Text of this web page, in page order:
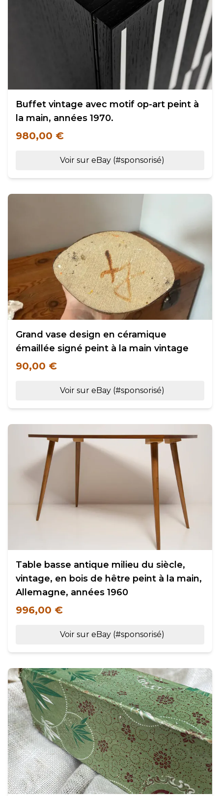
Buffet vintage avec motif op-art peint à
la main, années 1970.
980,00 €
Voir sur eBay (#sponsorisé)
Grand vase design en céramique
émaillée signé peint à la main vintage
90,00 €
Voir sur eBay (#sponsorisé)
Table basse antique milieu du siècle,
vintage, en bois de hêtre peint à la main,
Allemagne, années 1960
996,00 €
Voir sur eBay (#sponsorisé)